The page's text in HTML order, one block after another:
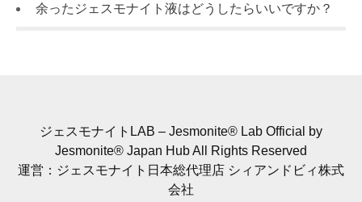
余ったジェスモナイト液はどうしたらいいですか？
ジェスモナイトLAB – Jesmonite® Lab Official by
Jesmonite® Japan Hub All Rights Reserved
運営：ジェスモナイト日本総代理店 シィアンドビィ株式
会社